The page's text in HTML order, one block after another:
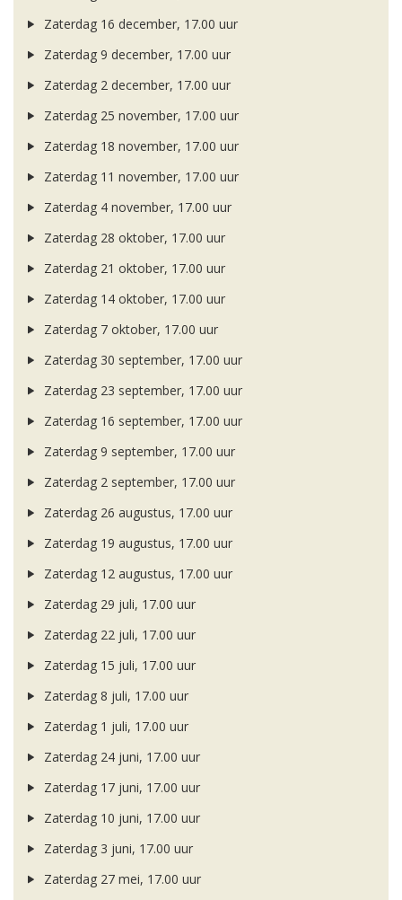
Zaterdag 16 december, 17.00 uur
Zaterdag 9 december, 17.00 uur
Zaterdag 2 december, 17.00 uur
Zaterdag 25 november, 17.00 uur
Zaterdag 18 november, 17.00 uur
Zaterdag 11 november, 17.00 uur
Zaterdag 4 november, 17.00 uur
Zaterdag 28 oktober, 17.00 uur
Zaterdag 21 oktober, 17.00 uur
Zaterdag 14 oktober, 17.00 uur
Zaterdag 7 oktober, 17.00 uur
Zaterdag 30 september, 17.00 uur
Zaterdag 23 september, 17.00 uur
Zaterdag 16 september, 17.00 uur
Zaterdag 9 september, 17.00 uur
Zaterdag 2 september, 17.00 uur
Zaterdag 26 augustus, 17.00 uur
Zaterdag 19 augustus, 17.00 uur
Zaterdag 12 augustus, 17.00 uur
Zaterdag 29 juli, 17.00 uur
Zaterdag 22 juli, 17.00 uur
Zaterdag 15 juli, 17.00 uur
Zaterdag 8 juli, 17.00 uur
Zaterdag 1 juli, 17.00 uur
Zaterdag 24 juni, 17.00 uur
Zaterdag 17 juni, 17.00 uur
Zaterdag 10 juni, 17.00 uur
Zaterdag 3 juni, 17.00 uur
Zaterdag 27 mei, 17.00 uur